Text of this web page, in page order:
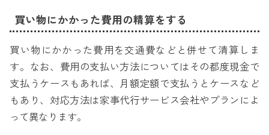
買い物にかかった費用の精算をする
買い物にかかった費用を交通費などと併せて清算しま
す。なお、費用の支払い方法についてはその都度現金で
支払うケースもあれば、月額定額で支払うとケースなど
もあり、対応方法は家事代行サービス会社やプランによ
って異なります。